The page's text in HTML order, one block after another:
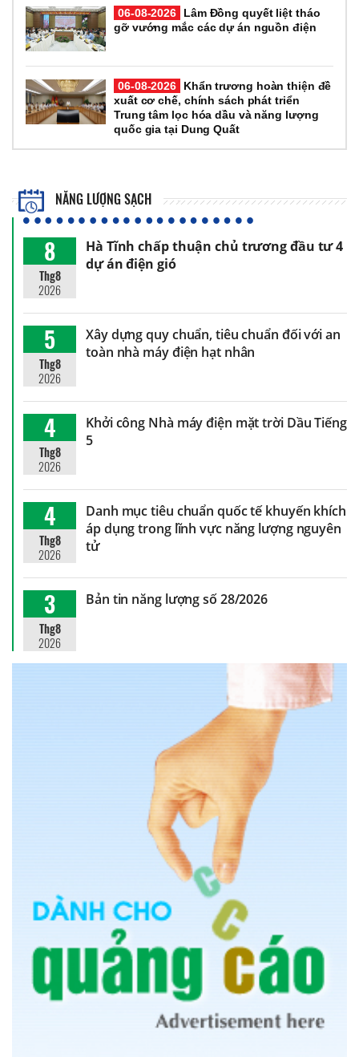
06-08-2026
Lâm Đồng quyết liệt tháo
gỡ vướng mắc các dự án nguồn điện
06-08-2026
Khẩn trương hoàn thiện đề
xuất cơ chế, chính sách phát triển
Trung tâm lọc hóa dầu và năng lượng
quốc gia tại Dung Quất
NĂNG LƯỢNG SẠCH
8
Thg8
2026
Hà Tĩnh chấp thuận chủ trương đầu tư 4
dự án điện gió
5
Thg8
2026
Xây dựng quy chuẩn, tiêu chuẩn đối với an
toàn nhà máy điện hạt nhân
4
Thg8
2026
Khởi công Nhà máy điện mặt trời Dầu Tiếng
5
4
Thg8
2026
Danh mục tiêu chuẩn quốc tế khuyến khích
áp dụng trong lĩnh vực năng lượng nguyên
tử
3
Thg8
2026
Bản tin năng lượng số 28/2026